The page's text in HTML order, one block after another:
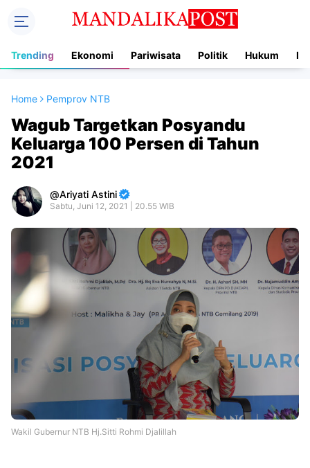
Trending Ekonomi Pariwisata Politik Hukum
Home Pemprov NTB
Wagub Targetkan Posyandu
Keluarga 100 Persen di Tahun
2021
Ariyati Astini
Sabtu, Juni 12, 2021 | 20.55 WIB
Wakil Gubernur NTB Hj.Sitti Rohmi Djalillah